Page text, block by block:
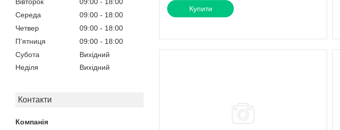
Вівторок
09:00
18:00
Середа
09:00
18:00
Четвер
09:00
18:00
Пʼятниця
09:00
18:00
Субота
Вихідний
Неділя
Вихідний
Контакти
Купити